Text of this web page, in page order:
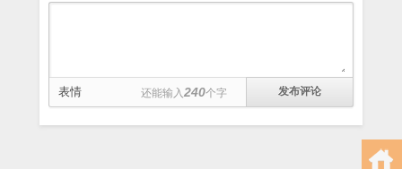
表情 还能输入 240个字